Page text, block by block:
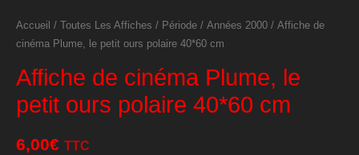
Accueil / Toutes Les Affiches / Période / Années 2000 / Affiche de
cinéma Plume, le petit ours polaire 40*60 cm
Affiche de cinéma Plume, le
petit ours polaire 40*60 cm
6,00€ TTC